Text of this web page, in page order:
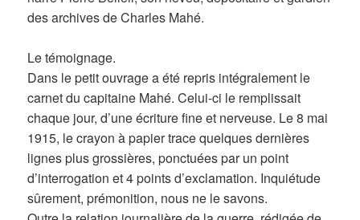
des archives de Charles Mahé.
Le témoignage.
Dans le petit ouvrage a été repris intégralement le
carnet du capitaine Mahé. Celui-ci le remplissait
chaque jour, d’une écriture fine et nerveuse. Le 8 mai
1915, le crayon à papier trace quelques dernières
lignes plus grossières, ponctuées par un point
d’interrogation et 4 points d’exclamation. Inquiétude
sûrement, prémonition, nous ne le savons.